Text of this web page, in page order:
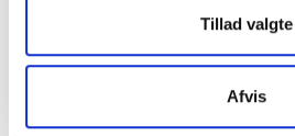
Tillad valgte
Afvis
2.299 kr. TILFØJ